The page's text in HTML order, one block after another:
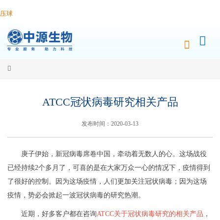
压球
ATCC冠状病毒研究相关产品
发布时间：2020-03-13
庚子伊始，新冠病毒席卷中国，牵动着无数人的心。这场战役
已经持续2个多月了，可喜的是在大家万众一心的情况下，疫情得到
了很好的控制。因为这场疫情，人们更加关注冠状病毒；因为这场
疫情，势必会掀起一波冠状病毒的研究热潮。
近期，好多客户都在咨询ATCC关于冠状病毒研究的相关产品 ，